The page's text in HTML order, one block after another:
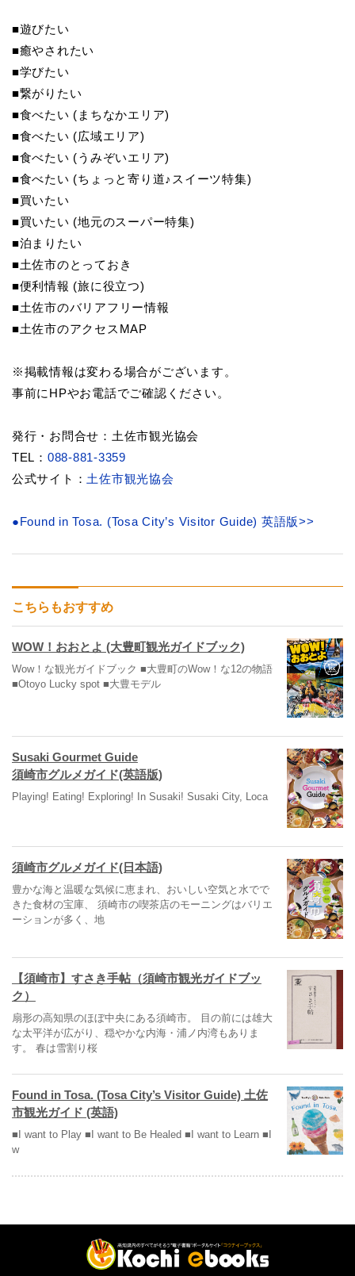
■遊びたい
■癒やされたい
■学びたい
■繋がりたい
■食べたい (まちなかエリア)
■食べたい (広域エリア)
■食べたい (うみぞいエリア)
■食べたい (ちょっと寄り道♪スイーツ特集)
■買いたい
■買いたい (地元のスーパー特集)
■泊まりたい
■土佐市のとっておき
■便利情報 (旅に役立つ)
■土佐市のバリアフリー情報
■土佐市のアクセスMAP
※掲載情報は変わる場合がございます。
事前にHPやお電話でご確認ください。
発行・お問合せ：土佐市観光協会
TEL： 088-881-3359
公式サイト： 土佐市観光協会
●Found in Tosa. (Tosa City’s Visitor Guide) 英語版>>
こちらもおすすめ
WOW！おおとよ (大豊町観光ガイドブック)
Wow！な観光ガイドブック ■大豊町のWow！な12の物語
■Otoyo Lucky spot ■大豊モデル
Susaki Gourmet Guide
須崎市グルメガイド(英語版)
Playing! Eating! Exploring! In Susaki! Susaki City, Loca
須崎市グルメガイド(日本語)
豊かな海と温暖な気候に恵まれ、おいしい空気と水でで
きた食材の宝庫、 須崎市の喫茶店のモーニングはバリエ
ーションが多く、地
【須崎市】すさき手帖（須崎市観光ガイドブッ
ク）
扇形の高知県のほぼ中央にある須崎市。 目の前には雄大
な太平洋が広がり、穏やかな内海・浦ノ内湾もありま
す。 春は雪割り桜
Found in Tosa. (Tosa City’s Visitor Guide) 土佐
市観光ガイド (英語)
■I want to Play ■I want to Be Healed ■I want to Learn ■I
w